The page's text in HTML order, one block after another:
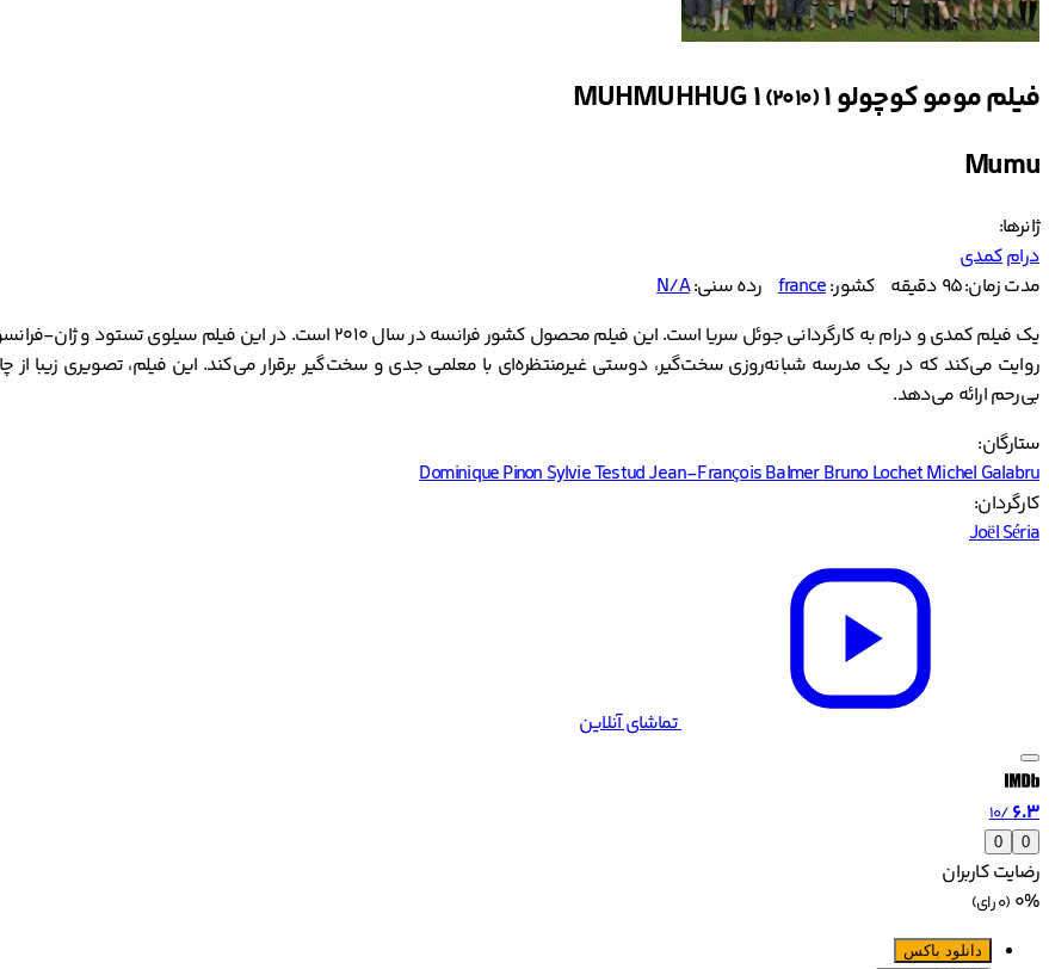
فیلم مومو کوچولو ۱ MUHMUHHUG 1 (2010)
Mumu
ژانرها:
درامکمدی
مدت زمان: 95 دقیقه
کشور:france رده سنی:N/A
یک فیلم کمدی و درام به کارگردانی جوئل سریا است. این فیلم محصول کشور
روایت می‌کند که در یک مدرسه شبانه‌روزی سخت‌گیر، دوستی غیرمنتظره‌ای با معلمی جدی و سخت‌گیر برقرار می‌کند. این فیلم، تصویری
بی‌رحم ارائه می‌دهد.
ستارگان:
Dominique PinonSylvie TestudJean-François BalmerBruno LochetMichel Galabru
کارگردان:
Joël Séria
تماشای آنلاین
6.3
/10
0
0
رضایت کاربران
0% (0 رای)
دانلود باکس